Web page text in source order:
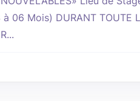
à 06 Mois) DURANT TOUTE